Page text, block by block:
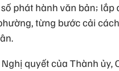
phát hành văn bản; lắp
từng bước cải
quyết của Thành ủy,